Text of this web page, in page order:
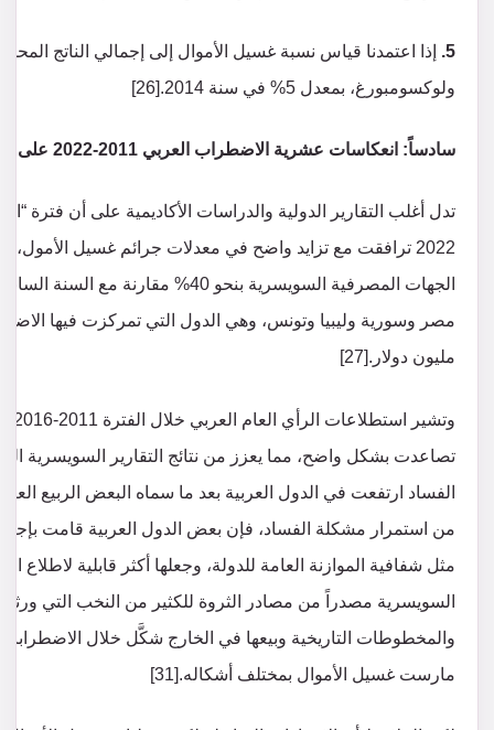
5.
إذا اعتمدنا قياس نسبة غسيل الأموال إلى إجمالي الناتج
ولوكسومبورغ، بمعدل 5% في سنة 2014.[26]
سادساً: انعكاسات عشرية الاضطراب العربي 2011-2022 على غسيل الأموال:
2022 ترافقت مع تزايد واضح في معدلات جرائم غسيل
مليون دولار.[27]
من استمرار مشكلة الفساد، فإن بعض الدول العربية قامت
والمخطوطات التاريخية وبيعها في الخارج شكَّل خلال
مارست غسيل الأموال بمختلف أشكاله.[31]